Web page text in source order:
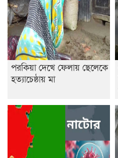
পরকিয়া দেখে ফেলায় ছেলেকে
হত্যাচেষ্ঠায় মা